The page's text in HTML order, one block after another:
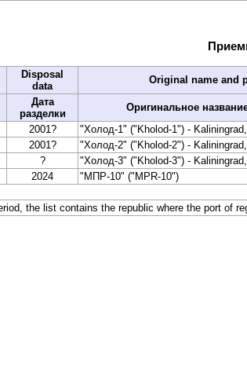
Disposal
data
Original name and
Дата
разделки
Оригинальное
2001?
"Холод-1" ("Kholod-1") -
2001?
"Холод-2" ("Kholod-2") -
?
"Холод-3" ("Kholod-3") -
2024 "МПР-10" ("MPR-10")
the list contains the republic where the port of